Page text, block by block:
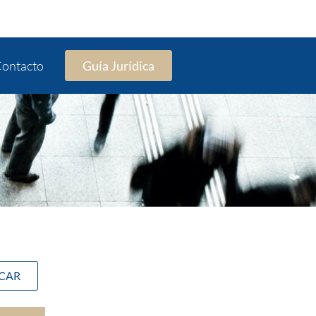
Guía Jurídica